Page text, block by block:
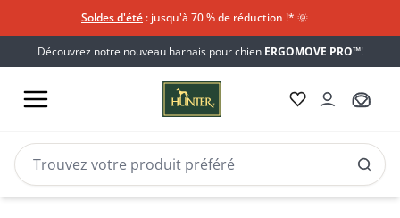
Soldes d'été : jusqu'à 70 % de réduction !*​ 🌞
Découvrez notre nouveau harnais pour chien ERGOMOVE PRO™!